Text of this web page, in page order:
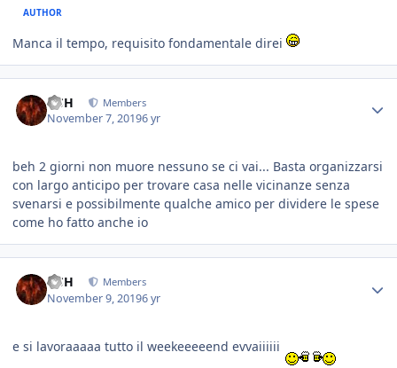
AUTHOR
Manca il tempo, requisito fondamentale direi
HSH Members
November 7, 20196 yr
beh 2 giorni non muore nessuno se ci vai... Basta organizzarsi
con largo anticipo per trovare casa nelle vicinanze senza
svenarsi e possibilmente qualche amico per dividere le spese
come ho fatto anche io
HSH Members
November 9, 20196 yr
e si lavoraaaaa tutto il weekeeeeend evvaiiiiii